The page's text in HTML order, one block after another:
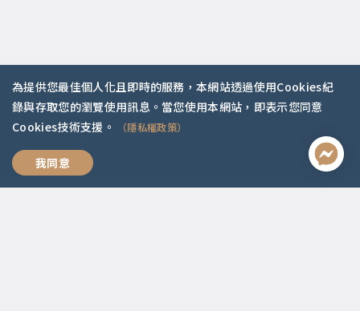
我們，好好愛
聯絡資訊
啟點文化(統一編號:54296775)
02-2292-2086
為提供您最佳個人化且即時的服務，本網站透過使用Cookies紀
錄與存取您的瀏覽使用訊息。當您使用本網站，即表示您同意
Cookies技術支援。
（隱私權政策）
我同意